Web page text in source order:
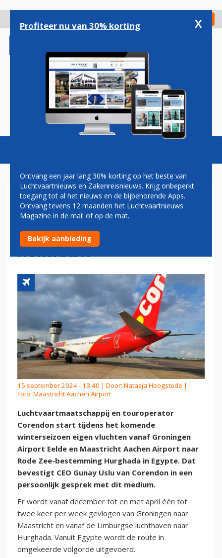
gaan
Check in
Magazine Podcasts Vacatures
CORENDON VAN
LUCHTHAVENS GRONINGEN
EN MAASTRICHT NAAR
HURGHADA
15 september 2024 - 13:40 | Door: Natasja Hoogstede |
Foto: Maastricht Aachen Airport
Luchtvaartmaatschappij en touroperator
Corendon start tijdens het komende
winterseizoen eigen vluchten vanaf Groningen
Airport Eelde en Maastricht Aachen Airport naar
Rode Zee-bestemming Hurghada in Egypte. Dat
bevestigt CEO Gunay Uslu van Corendon in een
persoonlijk gesprek met dit medium.
Er wordt vanaf december tot en met april één tot
twee keer per week gevlogen van Groningen naar
Maastricht en vanaf de Limburgse luchthaven naar
Hurghada. Vanuit Egypte wordt de route in
omgekeerde volgorde uitgevoerd.
Profiteer nu van 30% korting x
Ontvang een jaar lang 30% korting op het beste van
Luchtvaartnieuws en Zakenreisnieuws. Krijg onbeperkt
toegang tot al het nieuws en de bijbehorende Apps.
Ontvang tevens 12 maanden het Luchtvaartnieuws
Magazine in de mail of op de mat.
Bekijk aanbieding